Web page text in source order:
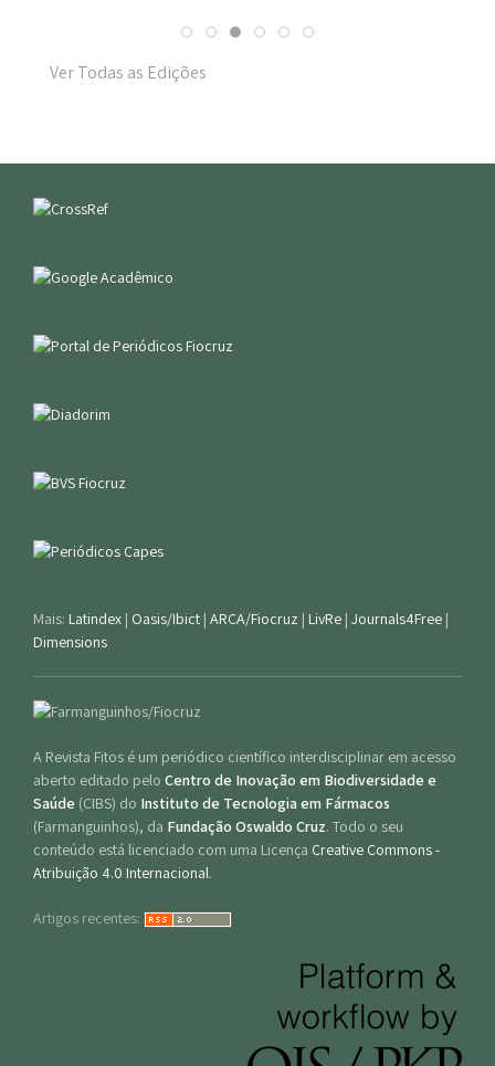
Ver Todas as Edições
Mais: Latindex | Oasis/Ibict | ARCA/Fiocruz | LivRe | Journals4Free |
Dimensions
A Revista Fitos é um periódico científico interdisciplinar em acesso
aberto editado pelo Centro de Inovação em Biodiversidade e
Saúde (CIBS) do Instituto de Tecnologia em Fármacos
(Farmanguinhos), da Fundação Oswaldo Cruz. Todo o seu
conteúdo está licenciado com uma Licença Creative Commons -
Atribuição 4.0 Internacional.
Artigos recentes: